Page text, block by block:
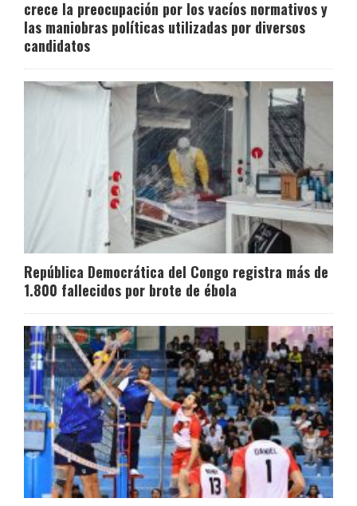
crece la preocupación por los vacíos normativos y
las maniobras políticas utilizadas por diversos
candidatos
República Democrática del Congo registra más de
1.800 fallecidos por brote de ébola